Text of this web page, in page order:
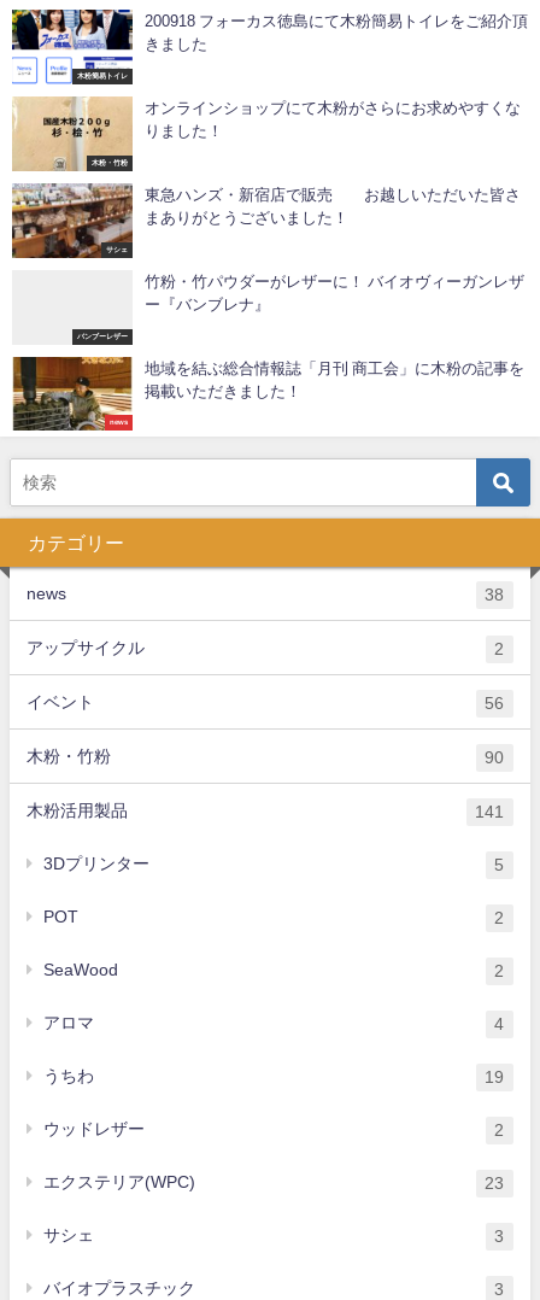
木粉簡易トイレ
200918 フォーカス徳島にて木粉簡易トイレをご紹介頂
きました
木粉・竹粉
オンラインショップにて木粉がさらにお求めやすくな
りました！
サシェ
東急ハンズ・新宿店で販売 お越しいただいた皆さ
まありがとうございました！
バンブーレザー
竹粉・竹パウダーがレザーに！ バイオヴィーガンレザ
ー『バンブレナ』
news
地域を結ぶ総合情報誌「月刊 商工会」に木粉の記事を
掲載いただきました！
カテゴリー
news 38
アップサイクル 2
イベント 56
木粉・竹粉 90
木粉活用製品 141
3Dプリンター 5
POT 2
SeaWood 2
アロマ 4
うちわ 19
ウッドレザー 2
エクステリア(WPC) 23
サシェ 3
バイオプラスチック 3